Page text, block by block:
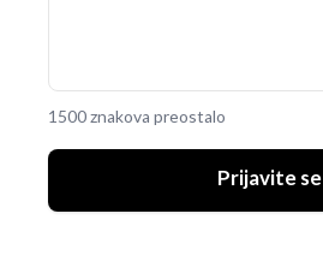
1500 znakova preostalo
Prijavite se